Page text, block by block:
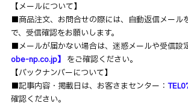
【メールについて】
■商品注文、お問合せの際には、自動返信メール
で、受信確認をお願いします。
■メールが届かない場合は、迷惑メールや受信設
obe-np.co.jp】 をご確認ください。
【バックナンバーについて】
■記事内容・掲載日は、お客さまセンター：
確認ください。